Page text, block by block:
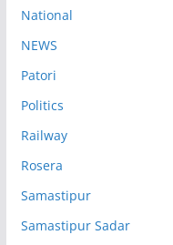
National
NEWS
Patori
Politics
Railway
Rosera
Samastipur
Samastipur Sadar